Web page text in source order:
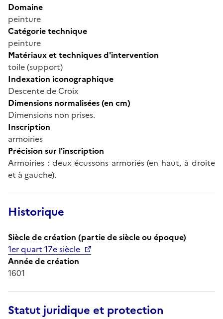
Domaine
peinture
Catégorie technique
peinture
Matériaux et techniques d'intervention
toile (support)
Indexation iconographique
Descente de Croix
Dimensions normalisées (en cm)
Dimensions non prises.
Inscription
armoiries
Précision sur l'inscription
Armoiries : deux écussons armoriés (en haut, à droite
et à gauche).
Historique
Siècle de création (partie de siècle ou époque)
1er quart 17e siècle
Année de création
1601
Statut juridique et protection